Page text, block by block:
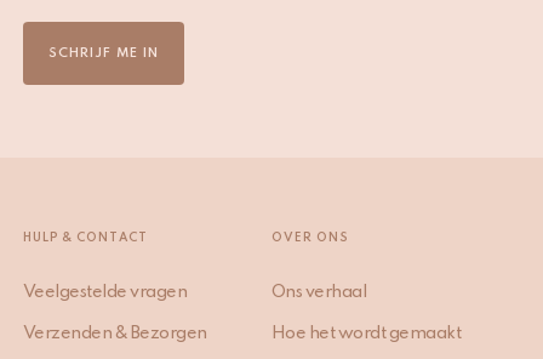
SCHRIJF ME IN
HULP & CONTACT
Veelgestelde vragen
Verzenden & Bezorgen
OVER ONS
Ons verhaal
Hoe het wordt gemaakt